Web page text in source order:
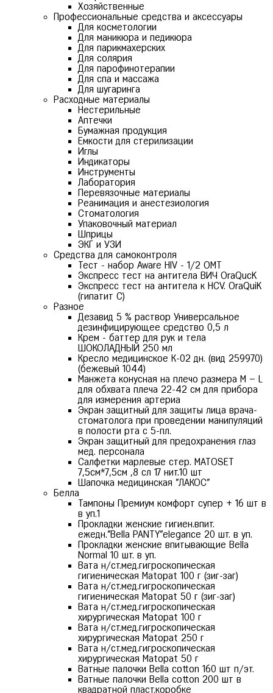
Хозяйственные
Профессиональные средства и аксессуары
Для косметологии
Для маникюра и педикюра
Для парикмахерских
Для солярия
Для парофинотерапии
Для спа и массажа
Для шугаринга
Расходные материалы
Нестерильные
Аптечки
Бумажная продукция
Емкости для стерилизации
Иглы
Индикаторы
Инструменты
Лаборатория
Перевязочные материалы
Реанимация и анестезиология
Стоматология
Упаковочный материал
Шприцы
ЭКГ и УЗИ
Средства для самоконтроля
Тест - набор Aware HIV - 1/2 ОМТ
Экспресс тест на антитела ВИЧ OraQuсK
Экспресс тест на антитела к HCV. OraQuiK
(гипатит С)
Разное
Дезавид 5 % раствор Универсальное
дезинфицирующее средство 0,5 л
Крем - баттер для рук и тела
ШОКОЛАДНЫЙ 250 мл
Кресло медицинское К-02 дн. (вид 259970)
(бежевый 1044)
Манжета конусная на плечо размера М – L
для обхвата плеча 22-42 см для прибора
для измерения артериа
Экран защитный для защиты лица врача-
стоматолога при проведении манипуляций
в полости рта с 5-пл.
Экран защитный для предохранения глаз
мед. персонала
Салфетки марлевые стер. MATOSET
7,5см*7,5см ,8 сл 17 нит.10 шт
Шапочка медицинская "ЛАКОС"
Белла
Тампоны Премиум комфорт супер + 16 шт в
в уп.1
Прокладки женские гигиен.впит.
ежедн."Bella PANTY"elegance 20 шт. в уп.
Прокладки женские впитывающие Bella
Normal 10 шт. в уп.
Вата н/ст.мед.гигроскопическая
гигиеническая Matopat 100 г (зиг-заг)
Вата н/ст.мед.гигроскопическая
гигиеническая Matopat 50 г (зиг-заг)
Вата н/ст.мед.гигроскопическая
хирургическая Matopat 100 г
Вата н/ст.мед.гигроскопическая
хирургическая Matopat 250 г
Вата н/ст.мед.гигроскопическая
хирургическая Matopat 50 г
Ватные палочки Bella cotton 160 шт п/эт.
Ватные палочки Bella cotton 200 шт в
квадратной пласт.коробке